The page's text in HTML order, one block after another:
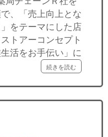
、「売上向上とな
をテーマにした店
トアーコンセプト
活をお手伝い」に
続きを読む